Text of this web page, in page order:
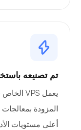
تم تصنيعه
أعلى مستويات